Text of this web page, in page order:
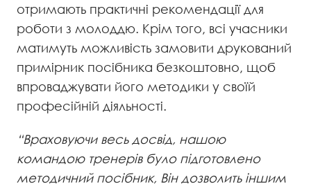
отримають практичні рекомендації для
роботи з молоддю. Крім того, всі учасники
матимуть можливість замовити друкований
примірник посібника безкоштовно, щоб
впроваджувати його методики у своїй
професійній діяльності.
“Враховуючи весь досвід, нашою
командою тренерів було підготовлено
методичний посібник, Він дозволить іншим